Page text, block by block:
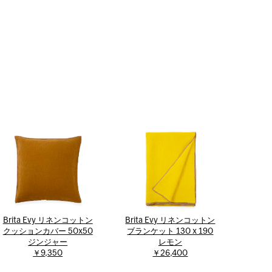
Brita Evy リネンコットン
クッションカバー 50x50
ジンジャー
￥9,350
Brita Evy リネンコットン
ブランケット 130 x 190
レモン
￥26,400